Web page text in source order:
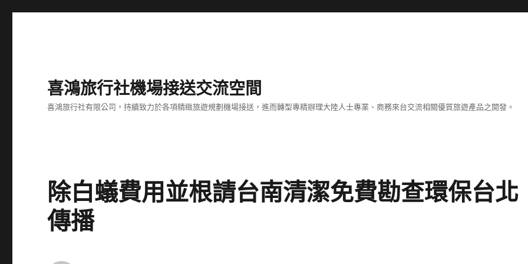
喜鴻旅行社機場接送交流空間
喜鴻旅行社有限公司，持續致力於各項精緻旅遊規劃機場接送，進而轉型專精辦理大陸人士專業、商務來台交流相關優質旅遊產品之開發。
除白蟻費用並根請台南清潔免費勘查環保台北
傳播